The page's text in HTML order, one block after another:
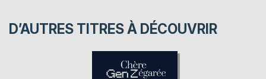
D’AUTRES TITRES À DÉCOUVRIR